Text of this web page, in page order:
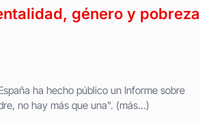
género y pobreza
ha hecho público un Informe sobre
no hay más que una". (más…)